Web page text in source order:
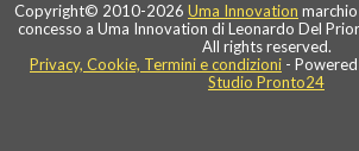
Copyright© 2010-2026 Uma Innovation
concesso a Uma Innovation di Leonardo Del
All rights reserved.
Privacy, Cookie, Termini e condizioni -
Studio Pronto24